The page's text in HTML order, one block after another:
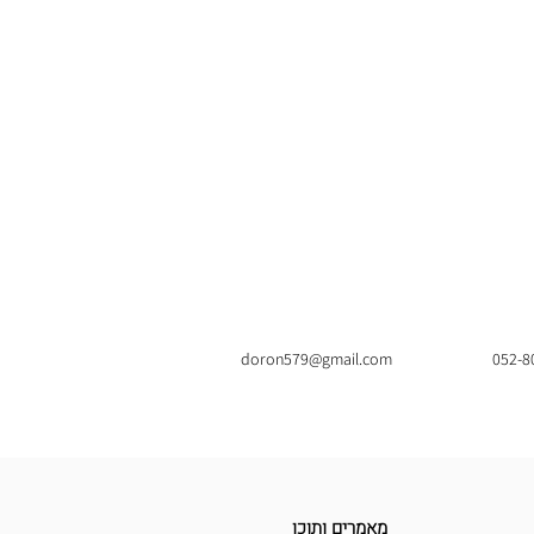
doron579@gmail.com 052-
מאמרים ותוכן